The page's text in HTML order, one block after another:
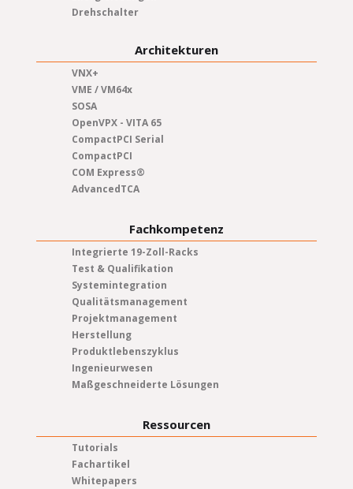
Drehschalter
Architekturen
VNX+
VME / VM64x
SOSA
OpenVPX - VITA 65
CompactPCI Serial
CompactPCI
COM Express®
AdvancedTCA
Fachkompetenz
Integrierte 19-Zoll-Racks
Test & Qualifikation
Systemintegration
Qualitätsmanagement
Projektmanagement
Herstellung
Produktlebenszyklus
Ingenieurwesen
Maßgeschneiderte Lösungen
Ressourcen
Tutorials
Fachartikel
Whitepapers